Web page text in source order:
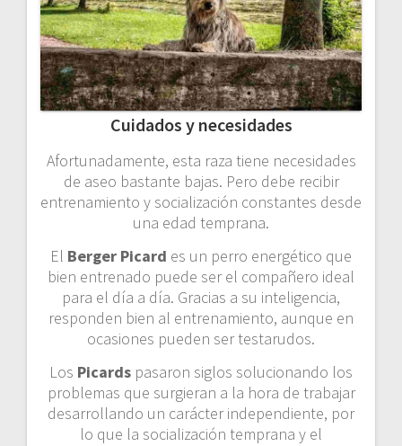
Cuidados y necesidades
Afortunadamente, esta raza tiene necesidades
de aseo bastante bajas. Pero debe recibir
entrenamiento y socialización constantes desde
una edad temprana.
El Berger Picard es un perro energético que
bien entrenado puede ser el compañero ideal
para el día a día. Gracias a su inteligencia,
responden bien al entrenamiento, aunque en
ocasiones pueden ser testarudos.
Los Picards pasaron siglos solucionando los
problemas que surgieran a la hora de trabajar
desarrollando un carácter independiente, por
lo que la socialización temprana y el